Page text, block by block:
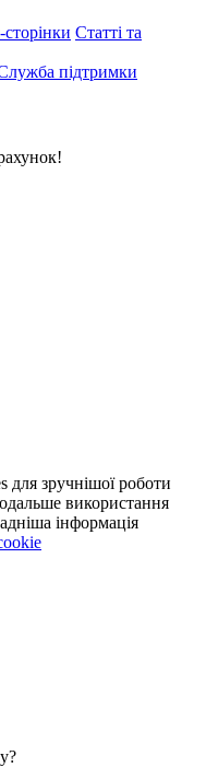
сторінки Статті та
підтримки
зручнішої роботи
використання
інформація